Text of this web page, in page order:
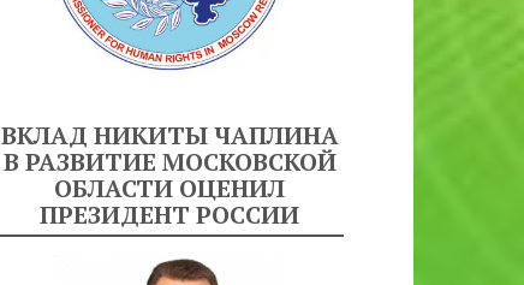
ВКЛАД НИКИТЫ ЧАПЛИНА
В РАЗВИТИЕ МОСКОВСКОЙ
ОБЛАСТИ ОЦЕНИЛ
ПРЕЗИДЕНТ РОССИИ